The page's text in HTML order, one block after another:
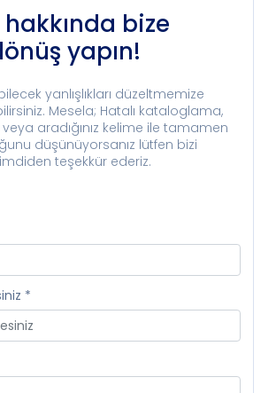
hakkında bize
yapın!
yanlışlıkları düzeltmemize
Mesela; Hatalı kataloglama,
aradığınız kelime ile tamamen
düşünüyorsanız lütfen bizi
teşekkür ederiz.
*